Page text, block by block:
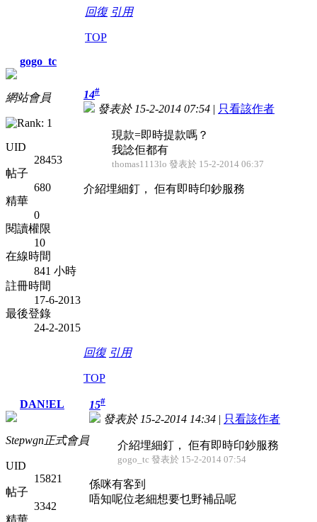
回復 引用
TOP
gogo_tc
網站會員
UID
28453
帖子
680
精華
0
閱讀權限
10
在線時間
841 小時
註冊時間
17-6-2013
最後登錄
24-2-2015
14#
發表於 15-2-2014 07:54 | 只看該作者
現款=即時提款嗎？
我諗佢都有
thomas1113lo 發表於 15-2-2014 06:37
介紹埋細釘， 佢有即時印鈔服務
回復 引用
TOP
DAN!EL
Stepwgn正式會員
UID
15821
帖子
3342
精華
15#
發表於 15-2-2014 14:34 | 只看該作者
介紹埋細釘， 佢有即時印鈔服務
gogo_tc 發表於 15-2-2014 07:54
係咪有客到
唔知呢位老細想要乜野補品呢